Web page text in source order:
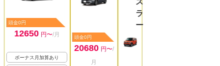
頭金0円
12650 円〜/月
ボーナス月加算あり
頭金0円
20680 円〜/
月
ラ
ー